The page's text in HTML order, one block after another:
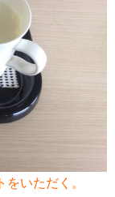
いただく。